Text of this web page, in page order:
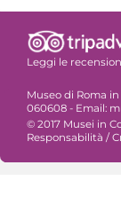
Leggi le
Museo di Roma in
060608 - Email:
© 2017 Musei in
Responsabilità /